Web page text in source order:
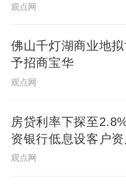
观点网
佛山千灯湖商业地
予招商宝华
观点网
房贷利率下探至
资银行低息设客户
渠道门槛
观点网